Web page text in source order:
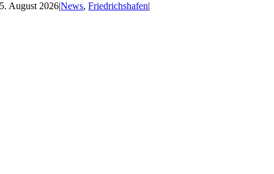
5. August 2026|News,Friedrichshafen|